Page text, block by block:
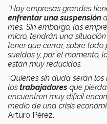
“Hay empresas grandes
enfrentar una suspensión
mes. Sin embargo, las
micro, tendrán una
tener que cerrar, sobre
sueldos y, por el momento,
están muy reducidos.
“Quienes sin duda serán
los trabajadores que
encuentren muy difícil
medio de una crisis
Arturo Pérez.